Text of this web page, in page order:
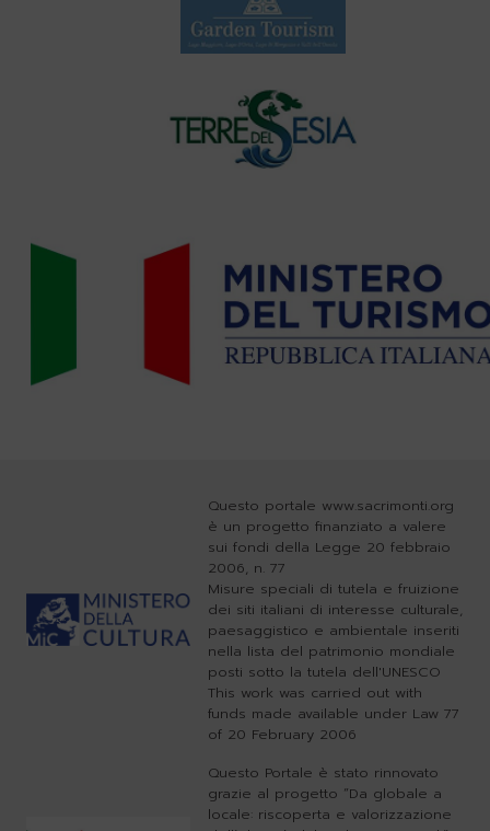
Questo portale www.sacrimonti.org
è un progetto finanziato a valere
sui fondi della Legge 20 febbraio
2006, n. 77
Misure speciali di tutela e fruizione
dei siti italiani di interesse culturale,
paesaggistico e ambientale inseriti
nella lista del patrimonio mondiale
posti sotto la tutela dell'UNESCO
This work was carried out with
funds made available under Law 77
of 20 February 2006
Questo Portale è stato rinnovato
grazie al progetto “Da globale a
locale: riscoperta e valorizzazione